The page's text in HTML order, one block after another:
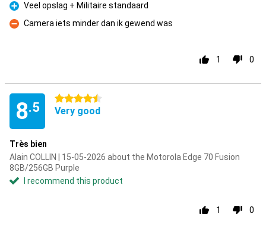
Pro
Veel opslag + Militaire standaard
Con
Camera iets minder dan ik gewend was
1 0
8.5
4.5 stars
Very good
Très bien
Alain COLLIN | 15-05-2026 about the Motorola Edge 70 Fusion
8GB/256GB Purple
I recommend this product
1 0